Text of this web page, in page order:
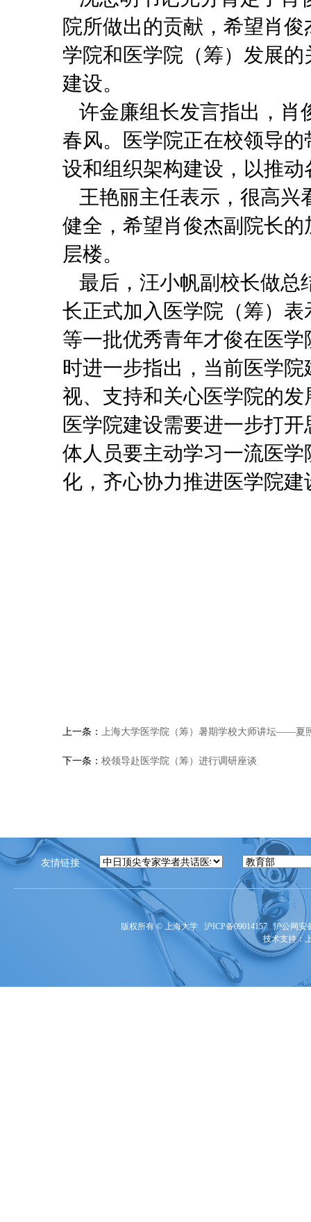
院所做出的贡献，希望肖
学院和医学院（筹）发展
建设。
许金廉组长发言指出，肖
春风。医学院正在校领导
设和组织架构建设，以推
王艳丽主任表示，很高兴
健全，希望肖俊杰副院长
层楼。
最后，汪小帆副校长做总
长正式加入医学院（筹）
等一批优秀青年才俊在医
时进一步指出，当前医学
视、支持和关心医学院的
医学院建设需要进一步打
体人员要主动学习一流医
化，齐心协力推进医学院
上一条： 上海大学医学院（筹）暑期学校大师讲坛——夏
下一条： 校领导赴医学院（筹）进行调研座谈
友情链接
版权所有 © 上海大学 沪ICP备09014157 沪公网安
技术支持：